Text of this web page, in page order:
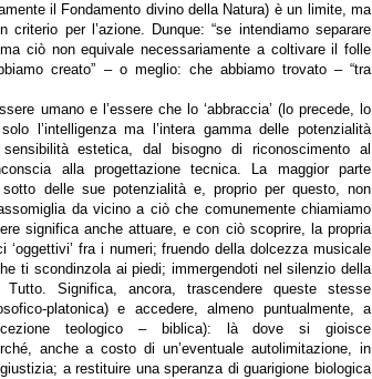
il Fondamento divino della Natura) è un limite, ma
per l’azione. Dunque: “se intendiamo separare
ma ciò non equivale necessariamente a coltivare il folle
creato” – o meglio: che abbiamo trovato – “tra
umano e l’essere che lo ‘abbraccia’ (lo precede, lo
l’intelligenza ma l’intera gamma delle potenzialità
estetica, dal bisogno di riconoscimento al
alla progettazione tecnica. La maggior parte
delle sue potenzialità e, proprio per questo, non
da vicino a ciò che comunemente chiamiamo
significa anche attuare, e con ciò scoprire, la propria
fra i numeri; fruendo della dolcezza musicale
ti scondinzola ai piedi; immergendoti nel silenzio della
Significa, ancora, trascendere queste stesse
platonica) e accedere, almeno puntualmente, a
teologico – biblica): là dove si gioisce
anche a costo di un’eventuale autolimitazione, in
a restituire una speranza di guarigione biologica